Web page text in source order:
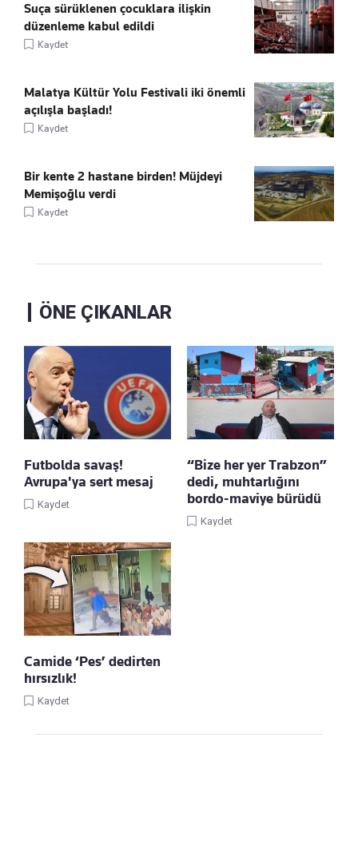
Suça sürüklenen çocuklara ilişkin
düzenleme kabul edildi
Kaydet
Malatya Kültür Yolu Festivali iki önemli
açılışla başladı!
Kaydet
Bir kente 2 hastane birden! Müjdeyi
Memişoğlu verdi
Kaydet
ÖNE ÇIKANLAR
Futbolda savaş!
Avrupa'ya sert mesaj
Kaydet
“Bize her yer Trabzon”
dedi, muhtarlığını
bordo-maviye bürüdü
Kaydet
Camide ‘Pes’ dedirten
hırsızlık!
Kaydet